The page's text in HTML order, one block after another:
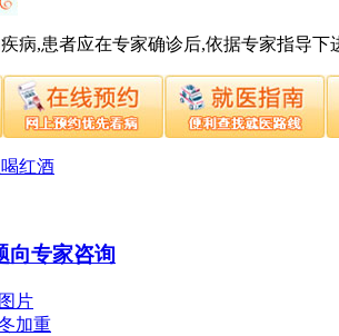
病,患者应在专家确诊后,依据专家指导下
红酒
向专家咨询
片
加重